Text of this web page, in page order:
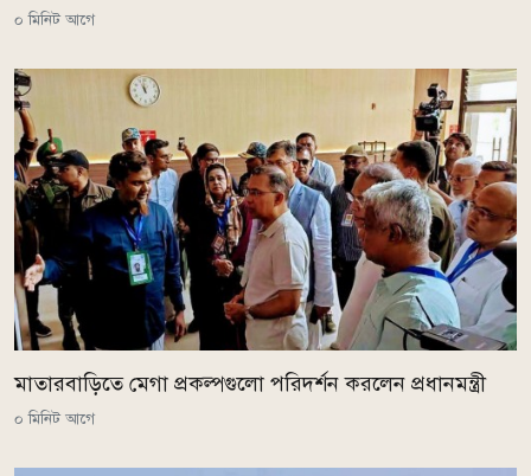
০ মিনিট আগে
মাতারবাড়িতে মেগা প্রকল্পগুলো পরিদর্শন করলেন প্রধানমন্ত্রী
০ মিনিট আগে